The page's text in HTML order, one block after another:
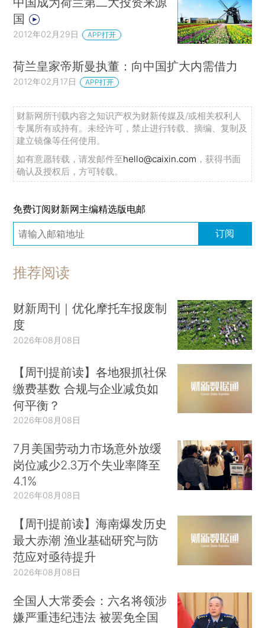
国
2012年02月29日 APP打开
荷兰皇家帝斯曼执董：向中国扩大内需借力
2012年02月17日 APP打开
财新网所刊载内容之知识产权为财新传媒及/或相关权利人
专属所有或持有。未经许可，禁止进行转载、摘编、复制及
建立镜像等任何使用。
如有意愿转载，请发邮件至hello@caixin.com ，获得书面
确认及授权后，方可转载。
免费订阅财新网主编精选版电邮
订阅
推荐阅读
财新周刊｜优化摩托车报废制
度
2026年08月08日
【周刊提前读】各地狠抓社保
缴费基数 合规与企业减负如
何平衡？
2026年08月08日
7月美国劳动力市场意外放缓
岗位减少2.3万个失业率降至
4.1%
2026年08月08日
【周刊提前读】海南爆发历史
最大赤潮 渔业基础研究与防
范应对亟待提升
2026年08月08日
全国人大常委会：六名将领涉
嫌严重违纪违法 被罢免全国